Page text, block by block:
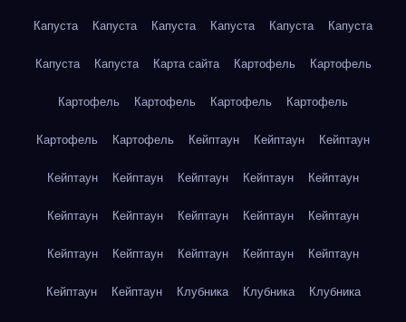
Капуста Капуста Капуста Капуста Капуста Капуста
Капуста Капуста Карта сайта Картофель Картофель
Картофель Картофель Картофель Картофель
Картофель Картофель Кейптаун Кейптаун Кейптаун
Кейптаун Кейптаун Кейптаун Кейптаун Кейптаун
Кейптаун Кейптаун Кейптаун Кейптаун Кейптаун
Кейптаун Кейптаун Кейптаун Кейптаун Кейптаун
Кейптаун Кейптаун Клубника Клубника Клубника